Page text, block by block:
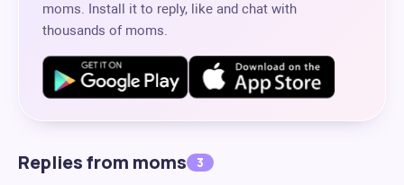
moms. Install it to reply, like and chat with
thousands of moms.
Replies from moms 3